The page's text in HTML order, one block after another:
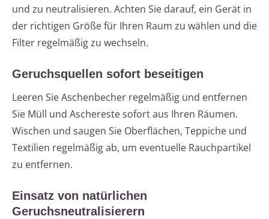
und zu neutralisieren. Achten Sie darauf, ein Gerät in
der richtigen Größe für Ihren Raum zu wählen und die
Filter regelmäßig zu wechseln.
Geruchsquellen sofort beseitigen
Leeren Sie Aschenbecher regelmäßig und entfernen
Sie Müll und Aschereste sofort aus Ihren Räumen.
Wischen und saugen Sie Oberflächen, Teppiche und
Textilien regelmäßig ab, um eventuelle Rauchpartikel
zu entfernen.
Einsatz von natürlichen
Geruchsneutralisierern